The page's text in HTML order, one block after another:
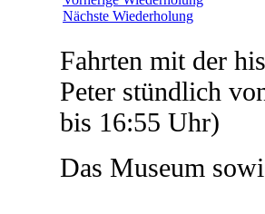
Nächste Wiederholung
Fahrten mit der
Peter stündlich
bis 16:55 Uhr)
Das Museum